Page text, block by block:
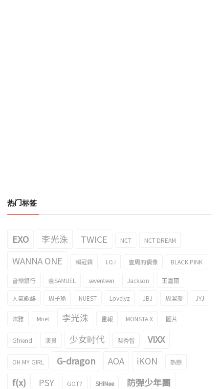
热门标签
EXO 李光洙 TWICE NCT NCT DREAM
WANNA ONE 賴冠霖 I.O.I 壹周的偶像 BLACK PINK
音樂銀行 金SAMUEL seventeen Jackson 王嘉爾
人氣歌謠 周子瑜 NUEST Lovelyz JBJ 周潔瓊 JYJ
泫雅 Mnet 李光洙 畫報 MONSTA X 圖片
Gfriend 演員 少女时代 裴秀智 VIXX
OH MY GIRL G-dragon AOA iKON 熱戀
f(x) PSY GOT7 SHINee 防彈少年團